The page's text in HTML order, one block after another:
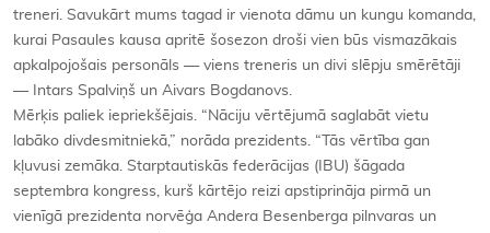
treneri. Savukārt mums tagad ir vienota dāmu un kungu komanda,
kurai Pasaules kausa apritē šosezon droši vien būs vismazākais
apkalpojošais personāls — viens treneris un divi slēpju smērētāji
— Intars Spalviņš un Aivars Bogdanovs.
Mērķis paliek iepriekšējais. “Nāciju vērtējumā saglabāt vietu
labāko divdesmitniekā,” norāda prezidents. “Tās vērtība gan
kļuvusi zemāka. Starptautiskās federācijas (IBU) šāgada
septembra kongress, kurš kārtējo reizi apstiprināja pirmā un
vienīgā prezidenta norvēģa Andera Besenberga pilnvaras un